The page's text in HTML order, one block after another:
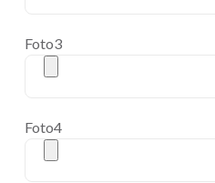
Foto3
Foto4